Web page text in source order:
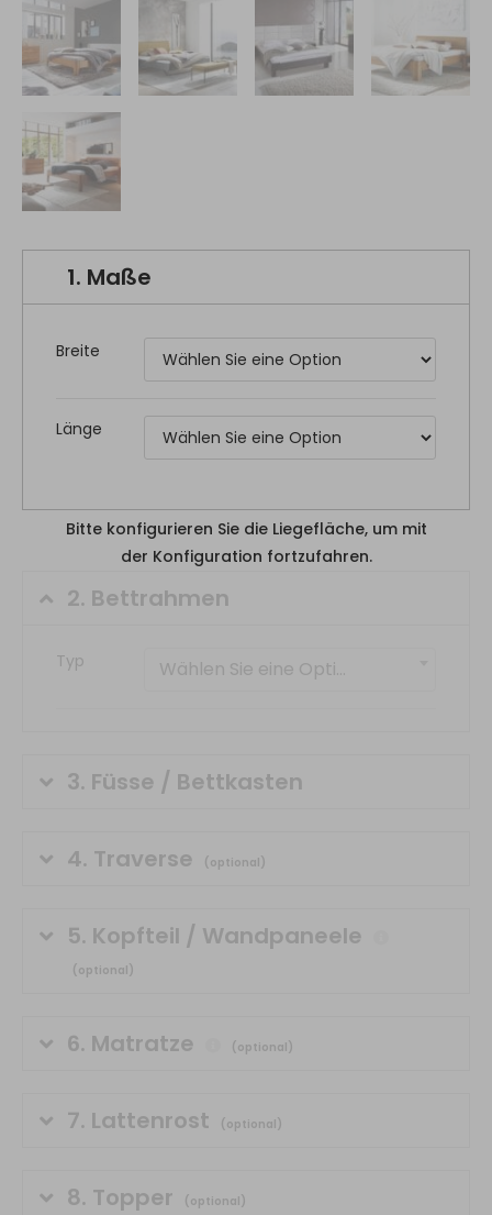
1. Maße
Breite
Länge
2. Bettrahmen
Typ Wählen Sie eine Option
3. Füsse / Bettkasten
4. Traverse (optional)
5. Kopfteil / Wandpaneele
(optional)
6. Matratze (optional)
7. Lattenrost (optional)
8. Topper (optional)
Bitte konfigurieren Sie die Liegefläche, um mit
der Konfiguration fortzufahren.